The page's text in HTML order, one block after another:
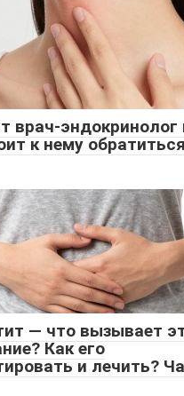
врач-эндокринолог
к нему
— что вызывает
Как его
и лечить?